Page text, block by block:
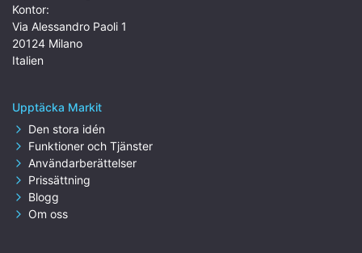
Kontor:
Via Alessandro Paoli 1
20124 Milano
Italien
Upptäcka Markit
Den stora idén
Funktioner och Tjänster
Användarberättelser
Prissättning
Blogg
Om oss